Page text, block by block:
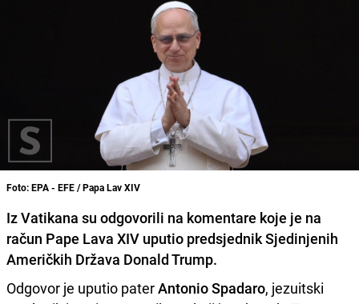
Foto: EPA - EFE / Papa Lav XIV
Iz Vatikana su odgovorili na komentare koje je na
račun Pape Lava XIV uputio predsjednik Sjedinjenih
Američkih Država Donald Trump.
Odgovor je uputio paterAntonio Spadaro, jezuitski